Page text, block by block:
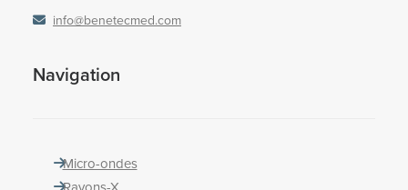
info@benetecmed.com
Navigation
Micro-ondes